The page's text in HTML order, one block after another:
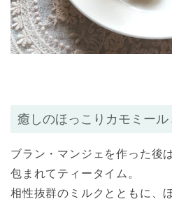
癒しのほっこりカモミー
ブラン・マンジェを作った後
包まれてティータイム。
相性抜群のミルクとともに、